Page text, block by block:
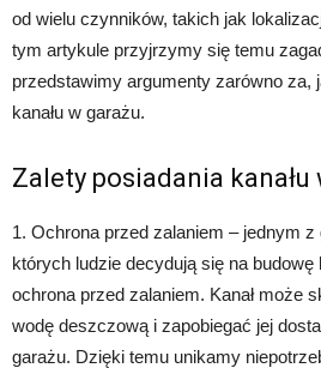
od wielu czynników, takich jak
tym artykule przyjrzymy się temu
przedstawimy argumenty zarówno za,
kanału w garażu.
Zalety posiadania kanału
1. Ochrona przed zalaniem – jednym z
których ludzie decydują się na budowę
ochrona przed zalaniem. Kanał może
wodę deszczową i zapobiegać jej
garażu. Dzięki temu unikamy